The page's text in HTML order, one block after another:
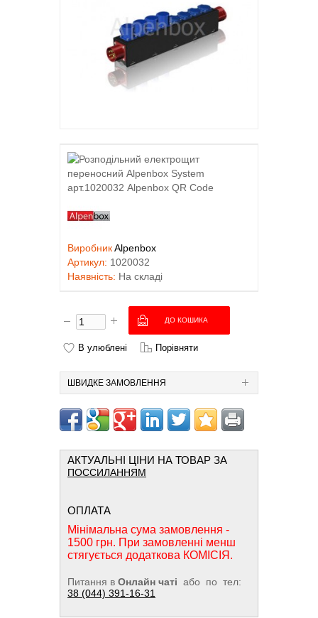
ВиробникAlpenbox
Артикул: 1020032
Наявність: На складі
В улюблені Порівняти
ШВИДКЕ ЗАМОВЛЕННЯ
АКТУАЛЬНІ ЦІНИ НА ТОВАР ЗА
ПОССИЛАННЯМ
ОПЛАТА
Мінімальна сума замовлення -
1500 грн. При замовленні менш
стягується додаткова КОМІСІЯ.
Питання в Онлайн чаті або по тел:
38 (044) 391-16-31